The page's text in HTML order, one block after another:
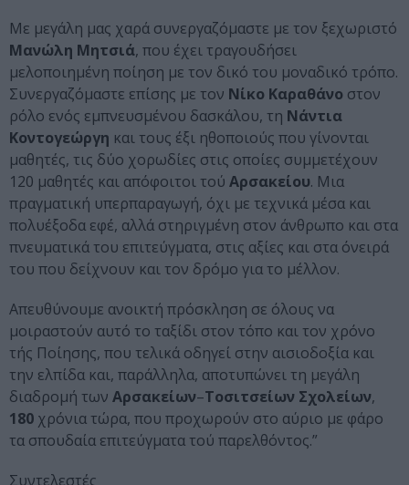
Με μεγάλη μας χαρά συνεργαζόμαστε με τον ξεχωριστό
Μανώλη Μητσιά, που έχει τραγουδήσει
μελοποιημένη ποίηση με τον δικό του μοναδικό τρόπο.
Συνεργαζόμαστε επίσης με τον Νίκο Καραθάνο στον
ρόλο ενός εμπνευσμένου δασκάλου, τη Νάντια
Κοντογεώργη και τους έξι ηθοποιούς που γίνονται
μαθητές, τις δύο χορωδίες στις οποίες συμμετέχουν
120 μαθητές και απόφοιτοι τού Αρσακείου. Μια
πραγματική υπερπαραγωγή, όχι με τεχνικά μέσα και
πολυέξοδα εφέ, αλλά στηριγμένη στον άνθρωπο και στα
πνευματικά του επιτεύγματα, στις αξίες και στα όνειρά
του που δείχνουν και τον δρόμο για το μέλλον.
Απευθύνουμε ανοικτή πρόσκληση σε όλους να
μοιραστούν αυτό το ταξίδι στον τόπο και τον χρόνο
τής Ποίησης, που τελικά οδηγεί στην αισιοδοξία και
την ελπίδα και, παράλληλα, αποτυπώνει τη μεγάλη
διαδρομή των Αρσακείων–Τοσιτσείων Σχολείων,
180 χρόνια τώρα, που προχωρούν στο αύριο με φάρο
τα σπουδαία επιτεύγματα τού παρελθόντος.”
Συντελεστές